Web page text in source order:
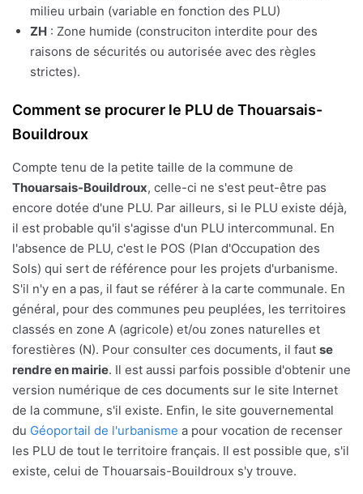
milieu urbain (variable en fonction des PLU)
ZH : Zone humide (construciton interdite pour des
raisons de sécurités ou autorisée avec des règles
strictes).
Comment se procurer le PLU de Thouarsais-
Bouildroux
Compte tenu de la petite taille de la commune de
Thouarsais-Bouildroux, celle-ci ne s'est peut-être pas
encore dotée d'une PLU. Par ailleurs, si le PLU existe déjà,
il est probable qu'il s'agisse d'un PLU intercommunal. En
l'absence de PLU, c'est le POS (Plan d'Occupation des
Sols) qui sert de référence pour les projets d'urbanisme.
S'il n'y en a pas, il faut se référer à la carte communale. En
général, pour des communes peu peuplées, les territoires
classés en zone A (agricole) et/ou zones naturelles et
forestières (N). Pour consulter ces documents, il faut se
rendre en mairie. Il est aussi parfois possible d'obtenir une
version numérique de ces documents sur le site Internet
de la commune, s'il existe. Enfin, le site gouvernemental
du Géoportail de l'urbanisme a pour vocation de recenser
les PLU de tout le territoire français. Il est possible que, s'il
existe, celui de Thouarsais-Bouildroux s'y trouve.